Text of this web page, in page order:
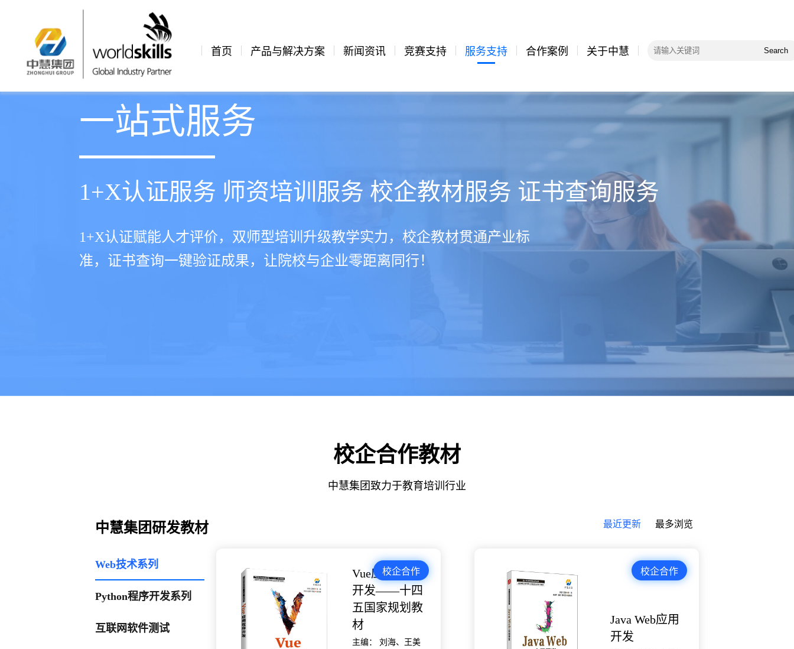
首页 产品与解决方案 新闻资讯 竞赛支持 服务支持 合作案例 关于中慧 Search
一站式服务
1+X认证服务 师资培训服务 校企教材服务 证书查询服务
1+X认证赋能人才评价，双师型培训升级教学实力，校企教材贯通产业标
准，证书查询一键验证成果，让院校与企业零距离同行！
校企合作教材
中慧集团致力于教育培训行业
中慧集团研发教材 最近更新 最多浏览
Web技术系列
Python程序开发系列
互联网软件测试
校企合作
Vue应用程序
开发——十四
五国家规划教
材
主编： 刘海、王美
校企合作
Java Web应用
开发